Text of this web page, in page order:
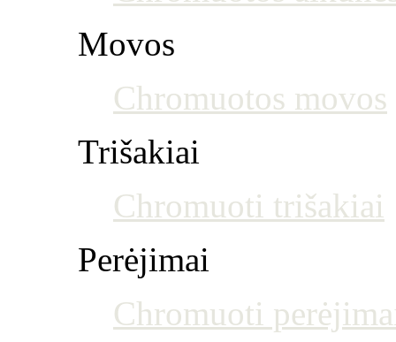
Movos
Chromuotos movos
Trišakiai
Chromuoti trišakiai
Perėjimai
Chromuoti